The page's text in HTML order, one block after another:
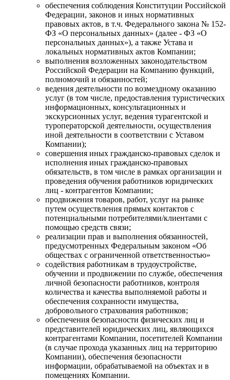
обеспечения соблюдения Конституции Российской
Федерации, законов и иных нормативных
правовых актов, в т.ч. Федерального закона № 152-
ФЗ «О персональных данных» (далее - ФЗ «О
персональных данных»), а также Устава и
локальных нормативных актов Компании;
выполнения возложенных законодательством
Российской Федерации на Компанию функций,
полномочий и обязанностей;
ведения деятельности по возмездному оказанию
услуг (в том числе, предоставления туристических
информационных, консультационных и
экскурсионных услуг, ведения турагентской и
туроператорской деятельности, осуществления
иной деятельности в соответствии с Уставом
Компании);
совершения иных гражданско-правовых сделок и
исполнения иных гражданско-правовых
обязательств, в том числе в рамках организации и
проведения обучения работников юридических
лиц - контрагентов Компании;
продвижения товаров, работ, услуг на рынке
путем осуществления прямых контактов с
потенциальными потребителями/клиентами с
помощью средств связи;
реализации прав и выполнения обязанностей,
предусмотренных Федеральным законом «Об
обществах с ограниченной ответственностью»
содействия работникам в трудоустройстве,
обучении и продвижении по службе, обеспечения
личной безопасности работников, контроля
количества и качества выполняемой работы и
обеспечения сохранности имущества,
добровольного страхования работников;
обеспечения безопасности физических лиц и
представителей юридических лиц, являющихся
контрагентами Компании, посетителей Компании
(в случае прохода указанных лиц на территорию
Компании), обеспечения безопасности
информации, обрабатываемой на объектах и в
помещениях Компании.